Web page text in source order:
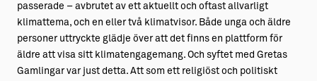
passerade – avbrutet av ett aktuellt och oftast allvarligt
klimattema, och en eller två klimatvisor. Både unga och äldre
personer uttryckte glädje över att det finns en plattform för
äldre att visa sitt klimatengagemang. Och syftet med Gretas
Gamlingar var just detta. Att som ett religiöst och politiskt